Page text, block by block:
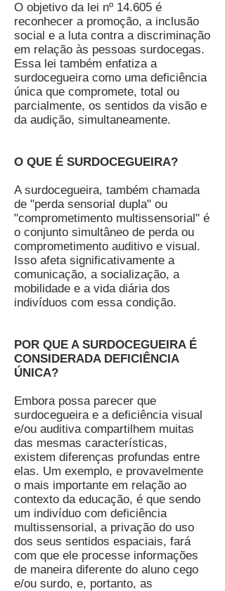
O objetivo da lei nº 14.605 é
reconhecer a promoção, a inclusão
social e a luta contraa discriminação
em relação às pessoas surdocegas.
Essa lei também enfatiza a
surdocegueira como uma deficiência
única que compromete, total ou
parcialmente, os sentidos da visão e
da audição, simultaneamente.
O QUE É SURDOCEGUEIRA?
A surdocegueira, também chamada
de "perda sensorial dupla" ou
"comprometimento multissensorial" é
o conjunto simultâneo de perda ou
comprometimento auditivo e visual.
Isso afeta significativamente a
comunicação, a socialização, a
mobilidade e a vida diária dos
indivíduos com essa condição.
POR QUE A SURDOCEGUEIRA É
CONSIDERADA DEFICIÊNCIA
ÚNICA?
Embora possa parecer que
surdocegueira e a deficiência visual
e/ou auditiva compartilhem muitas
das mesmas características,
existem diferenças profundas entre
elas. Um exemplo, e provavelmente
o mais importante em relação ao
contexto da educação, é que sendo
um indivíduo com deficiência
multissensorial, a privação do uso
dos seus sentidos espaciais, fará
com que ele processe informações
de maneira diferente do aluno cego
e/ou surdo, e, portanto, as